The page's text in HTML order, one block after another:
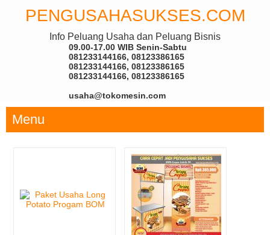
PENGUSAHASUKSES.COM
Info Peluang Usaha dan Peluang Bisnis
09.00-17.00 WIB Senin-Sabtu
081233144166, 08123386165
081233144166, 08123386165
081233144166, 08123386165
usaha@tokomesin.com
Menu